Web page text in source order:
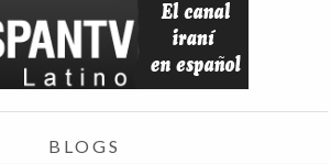
BLOGS